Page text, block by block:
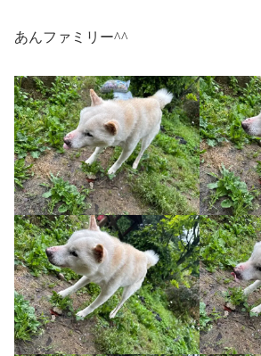
あんファミリー^^